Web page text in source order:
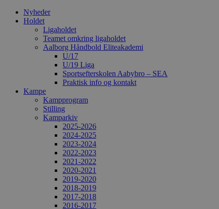
Nyheder
Holdet
Ligaholdet
Teamet omkring ligaholdet
Aalborg Håndbold Eliteakademi
U/17
U/19 Liga
Sportsefterskolen Aabybro – SEA
Praktisk info og kontakt
Kampe
Kampprogram
Stilling
Kamparkiv
2025-2026
2024-2025
2023-2024
2022-2023
2021-2022
2020-2021
2019-2020
2018-2019
2017-2018
2016-2017